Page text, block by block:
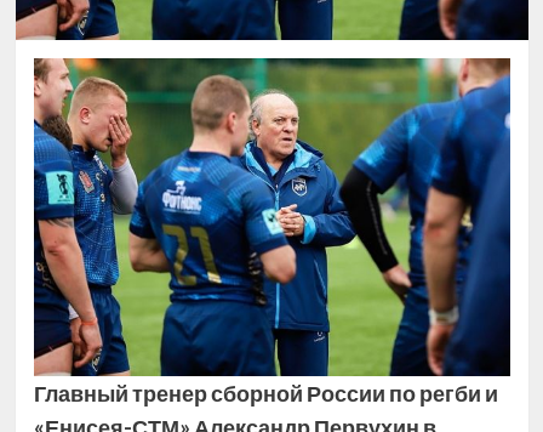
Главный тренер сборной России по регби и